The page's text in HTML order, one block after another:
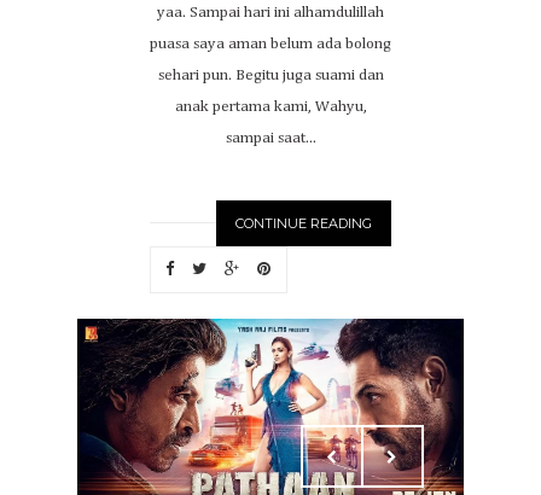
yaa. Sampai hari ini alhamdulillah
puasa saya aman belum ada bolong
sehari pun. Begitu juga suami dan
anak pertama kami, Wahyu,
sampai saat...
CONTINUE READING